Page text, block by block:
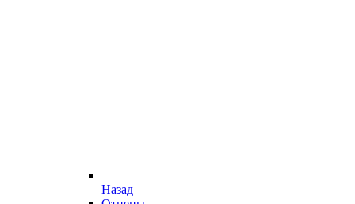
Назад